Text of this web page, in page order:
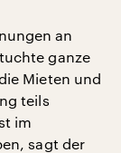
an
ganze
Mieten und
teils
im
sagt der